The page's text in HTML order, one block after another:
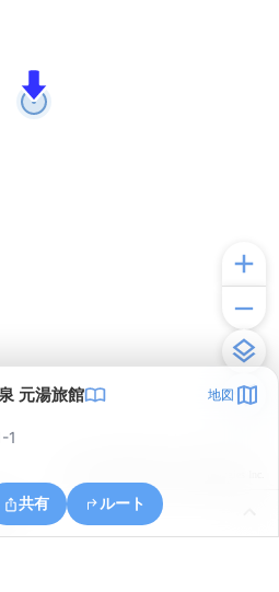
元湯旅館 地図
1
共有 ルート